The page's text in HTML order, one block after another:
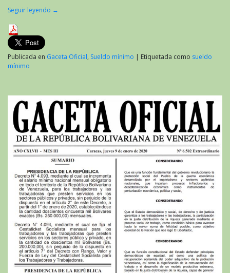
Seguir leyendo →
Publicada en Gaceta Oficial, Sueldo mínimo | Etiquetada como sueldo
mínimo